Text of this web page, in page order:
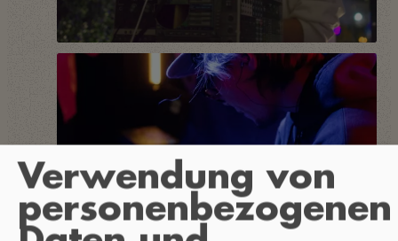
Verwendung von
personenbezogenen